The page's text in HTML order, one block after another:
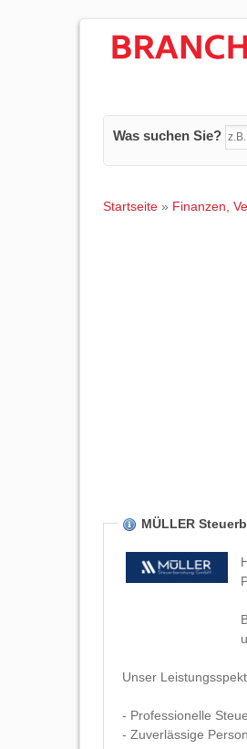
Was suchen Sie?
Startseite » Finanzen,
MÜLLER
Unser
- Professionelle
- Zuverlässige